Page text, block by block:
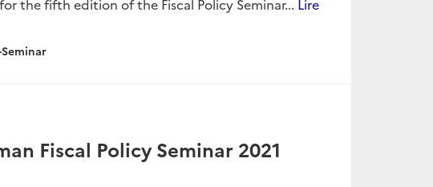
the fifth edition of the Fiscal Policy Seminar... Lire
Fiscal Policy Seminar 2021